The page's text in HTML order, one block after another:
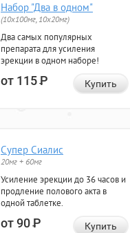
Набор "Два в одном"
(10x100мг, 10x20мг)
Два самых популярных
препарата для усиления
эрекции в одном наборе!
от 115Р Купить
Супер Сиалис
20мг + 60мг
Усиление эрекции до 36 часов и
продление полового акта в
одной таблетке.
от 90Р Купить